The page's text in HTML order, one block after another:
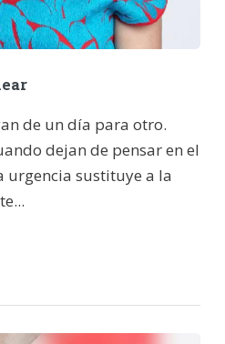
de un día para otro.
dejan de pensar en el
urgencia sustituye a la